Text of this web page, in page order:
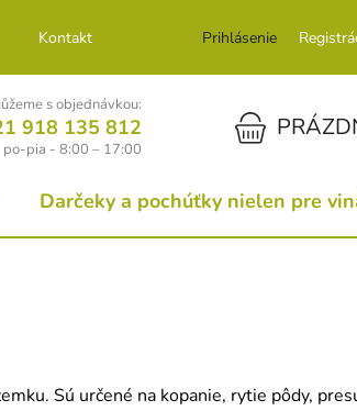
Kontakt Prihlásenie
s objednávkou:
918 135 812
po-pia - 8:00 – 17:00
NÁKUPNÝ KOŠÍK
Darčeky a pochúťky nielen pre
Sú určené na kopanie, rytie pôdy,